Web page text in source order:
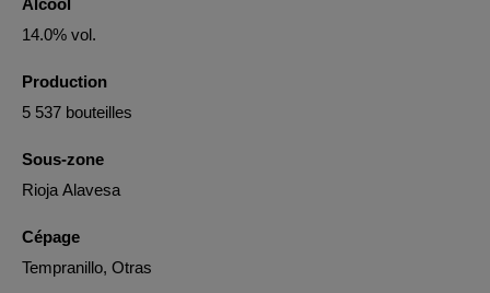
Alcool
14.0% vol.
Production
5 537 bouteilles
Sous-zone
Rioja Alavesa
Cépage
Tempranillo, Otras